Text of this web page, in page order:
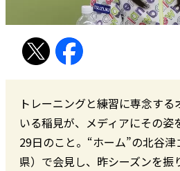
トレーニングと練習に専念する
いる稲見が、メディアにその姿
29日のこと。“ホーム”の北谷
県）で会見し、昨シーズンを振